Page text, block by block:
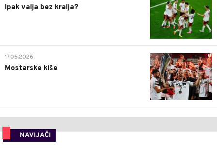
Ipak valja bez kralja?
0
17.05.2026.
Mostarske kiše
NAVIJAČI